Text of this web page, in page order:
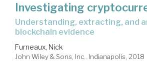
Investigating
understanding, extracting, and analyzing
blockchain evidence
Furneaux, Nick
John Wiley & Sons, Inc.. Indianapolis, 2018